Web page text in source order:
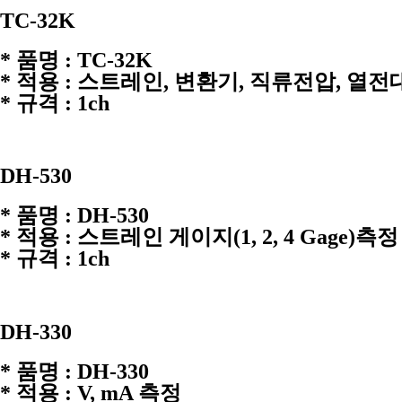
TC-32K
* 품명 : TC-32K
* 적용 : 스트레인, 변환기, 직류전압, 열전
* 규격 : 1ch
DH-530
* 품명 : DH-530
* 적용 : 스트레인 게이지(1, 2, 4 Gage)측정
* 규격 : 1ch
DH-330
* 품명 : DH-330
* 적용 : V, mA 측정